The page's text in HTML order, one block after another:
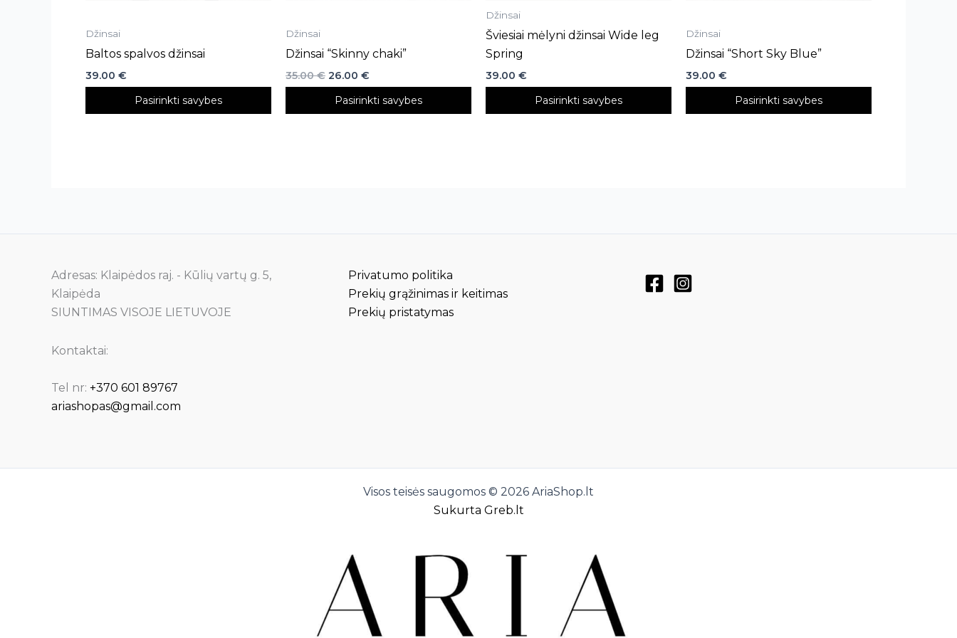
Džinsai
Baltos spalvos džinsai
39.00 €
Pasirinkti savybes
Džinsai
Džinsai “Skinny chaki”
35.00€ 26.00 €
Pasirinkti savybes
Džinsai
Šviesiai mėlyni džinsai Wide leg
Spring
39.00 €
Pasirinkti savybes
page
Džinsai
Džinsai “Short Sky Blue”
39.00 €
Pasirinkti savybes
Adresas: Klaipėdos raj. - Kūlių vartų g. 5,
Klaipėda
SIUNTIMAS VISOJE LIETUVOJE
Kontaktai:
Tel nr: +370 601 89767
ariashopas@gmail.com
Privatumo politika
Prekių grąžinimas ir keitimas
Prekių pristatymas
Visos teisės saugomos © 2026 AriaShop.lt
Sukurta Greb.lt